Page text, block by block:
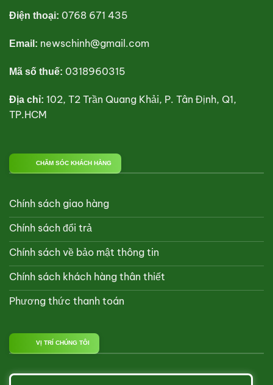
Điện thoại: 0768 671 435
Email: newschinh@gmail.com
Mã số thuế: 0318960315
Địa chỉ: 102, T2 Trần Quang Khải, P. Tân Định, Q1,
TP.HCM
CHĂM SÓC KHÁCH HÀNG
Chính sách giao hàng
Chính sách đổi trả
Chính sách về bảo mật thông tin
Chính sách khách hàng thân thiết
Phương thức thanh toán
VỊ TRÍ CHÚNG TÔI